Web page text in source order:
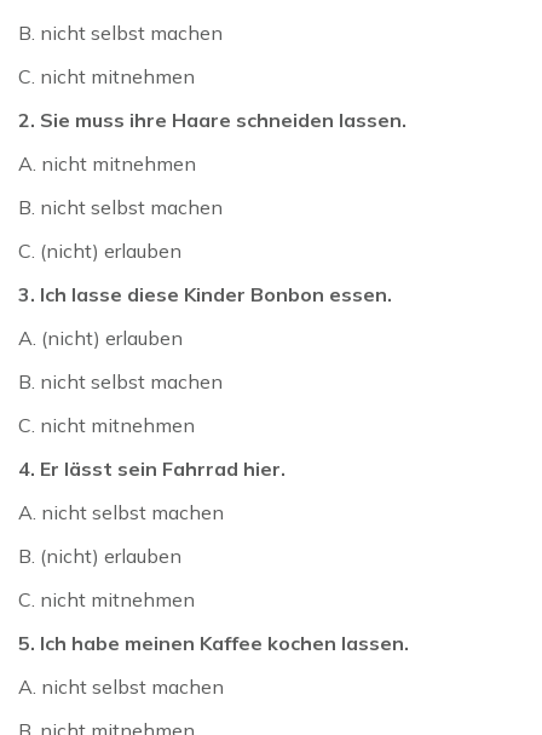
B. nicht selbst machen
C. nicht mitnehmen
2. Sie muss ihre Haare schneiden lassen.
A. nicht mitnehmen
B. nicht selbst machen
C. (nicht) erlauben
3. Ich lasse diese Kinder Bonbon essen.
A. (nicht) erlauben
B. nicht selbst machen
C. nicht mitnehmen
4. Er lässt sein Fahrrad hier.
A. nicht selbst machen
B. (nicht) erlauben
C. nicht mitnehmen
5. Ich habe meinen Kaffee kochen lassen.
A. nicht selbst machen
B. nicht mitnehmen